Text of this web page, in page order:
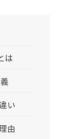
は
い
由